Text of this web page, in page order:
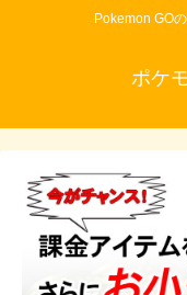
Pokemon GO
ポケ